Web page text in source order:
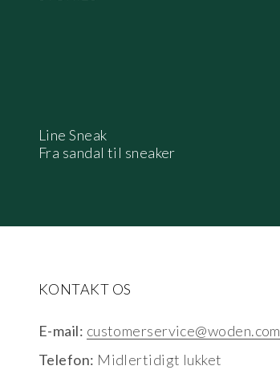
Line Sneak
Fra sandal til sneaker
KONTAKT OS
E-mail: customerservice@woden.com
Telefon: Midlertidigt lukket